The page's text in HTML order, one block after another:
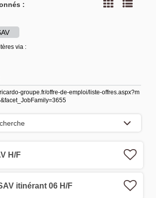
:
via :
groupe.fr/offre-de-emploi/liste-offres.aspx?m
H/F
itinérant 06 H/F